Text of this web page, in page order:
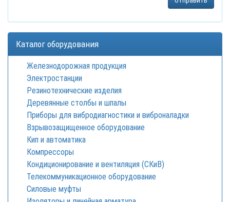
Каталог оборудования
Железнодорожная продукция
Электростанции
Резинотехнические изделия
Деревянные столбы и шпалы
Приборы для вибродиагностики и виброналадки
Взрывозащищенное оборудование
Кип и автоматика
Компрессоры
Кондиционирование и вентиляция (СКиВ)
Телекоммуникационное оборудование
Силовые муфты